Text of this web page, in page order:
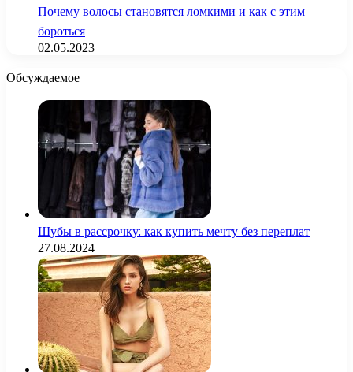
Почему волосы становятся ломкими и как с этим
бороться
02.05.2023
Обсуждаемое
Шубы в рассрочку: как купить мечту без переплат
27.08.2024